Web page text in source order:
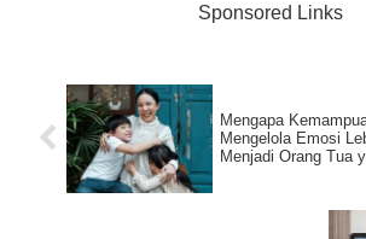
Sponsored Links
Mengapa
Mengelola Emosi
Menjadi Orang Tua